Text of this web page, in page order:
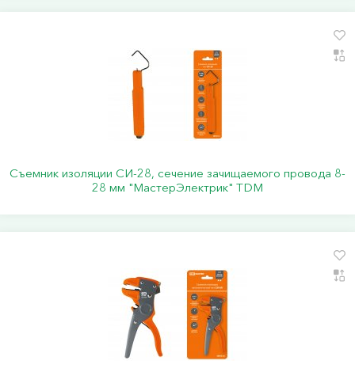
Съемник изоляции СИ-28, сечение зачищаемого провода 8-
28 мм "МастерЭлектрик" TDM